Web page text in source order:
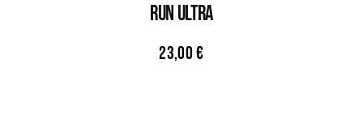
RUN ULTRA
23,00€